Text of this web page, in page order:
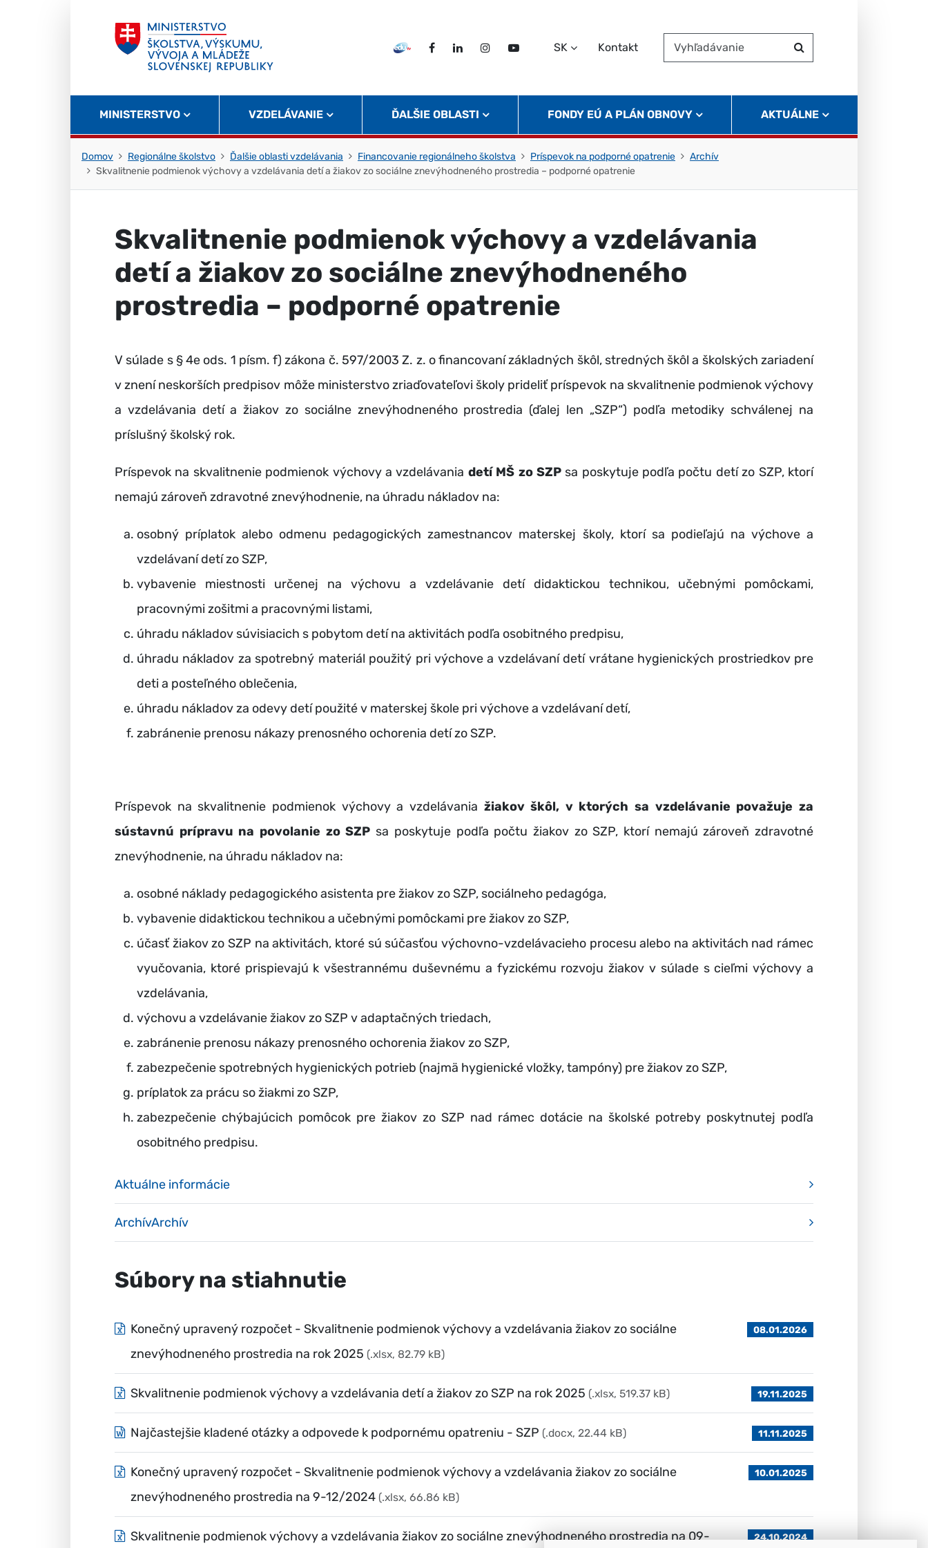
EDU TVFacebookLinkedInInstagram
Twitter
SK Kontakt
Vyhľadávanie
Hľadať
MINISTERSTVO VZDELÁVANIE ĎALŠIE OBLASTI FONDY EÚ A PLÁN OBNOVY AKTUÁLNE
Domov Regionálne školstvo Ďalšie oblasti vzdelávania Financovanie regionálneho školstva Príspevok na podporné opatrenie
Archív
Skvalitnenie podmienok výchovy a vzdelávania detí a žiakov zo sociálne znevýhodneného prostredia – podporné opatrenie
Skvalitnenie podmienok výchovy a vzdelávania
detí a žiakov zo sociálne znevýhodneného
prostredia – podporné opatrenie
V súlade s § 4e ods. 1 písm. f) zákona č. 597/2003 Z. z. o financovaní základných škôl, stredných škôl a školských zariadení
v znení neskorších predpisov môže ministerstvo zriaďovateľovi školy prideliť príspevok na skvalitnenie podmienok výchovy
a vzdelávania detí a žiakov zo sociálne znevýhodneného prostredia (ďalej len „SZP“) podľa metodiky schválenej na
príslušný školský rok.
Príspevok na skvalitnenie podmienok výchovy a vzdelávania detí MŠ zo SZPsa poskytuje podľa počtu detí zo SZP, ktorí
nemajú zároveň zdravotné znevýhodnenie, na úhradu nákladov na:
osobný príplatok alebo odmenu pedagogických zamestnancov materskej školy, ktorí sa podieľajú na výchove a
vzdelávaní detí zo SZP,
vybavenie miestnosti určenej na výchovu a vzdelávanie detí didaktickou technikou, učebnými pomôckami,
pracovnými zošitmi a pracovnými listami,
úhradu nákladov súvisiacich s pobytom detí na aktivitách podľa osobitného predpisu,
úhradu nákladov za spotrebný materiál použitý pri výchove a vzdelávaní detí vrátane hygienických prostriedkov pre
deti a posteľného oblečenia,
úhradu nákladov za odevy detí použité v materskej škole pri výchove a vzdelávaní detí,
zabránenie prenosu nákazy prenosného ochorenia detí zo SZP.
Príspevok na skvalitnenie podmienok výchovy a vzdelávania žiakov škôl, v ktorých sa vzdelávanie považuje za
sústavnú prípravu na povolanie zo SZP sa poskytuje podľa počtu žiakov zo SZP, ktorí nemajú zároveň zdravotné
znevýhodnenie, na úhradu nákladov na:
osobné náklady pedagogického asistenta pre žiakov zo SZP, sociálneho pedagóga,
vybavenie didaktickou technikou a učebnými pomôckami pre žiakov zo SZP,
účasť žiakov zo SZP na aktivitách, ktoré sú súčasťou výchovno-vzdelávacieho procesu alebo na aktivitách nad rámec
vyučovania, ktoré prispievajú k všestrannému duševnému a fyzickému rozvoju žiakov v súlade s cieľmi výchovy a
vzdelávania,
výchovu a vzdelávanie žiakov zo SZP v adaptačných triedach,
zabránenie prenosu nákazy prenosného ochorenia žiakov zo SZP,
zabezpečenie spotrebných hygienických potrieb (najmä hygienické vložky, tampóny) pre žiakov zo SZP,
príplatok za prácu so žiakmi zo SZP,
zabezpečenie chýbajúcich pomôcok pre žiakov zo SZP nad rámec dotácie na školské potreby poskytnutej podľa
osobitného predpisu.
Aktuálne informácie
ArchívArchív
Súbory na stiahnutie
Konečný upravený rozpočet - Skvalitnenie podmienok výchovy a vzdelávania žiakov zo sociálne
znevýhodneného prostredia na rok 2025 (.xlsx, 82.79 kB)
08.01.2026
Skvalitnenie podmienok výchovy a vzdelávania detí a žiakov zo SZP na rok 2025 (.xlsx, 519.37 kB) 19.11.2025
Najčastejšie kladené otázky a odpovede k podpornému opatreniu - SZP (.docx, 22.44 kB) 11.11.2025
Konečný upravený rozpočet - Skvalitnenie podmienok výchovy a vzdelávania žiakov zo sociálne
znevýhodneného prostredia na 9-12/2024 (.xlsx, 66.86 kB)
10.01.2025
Skvalitnenie podmienok výchovy a vzdelávania žiakov zo sociálne znevýhodneného prostredia na 09- 24.10.2024